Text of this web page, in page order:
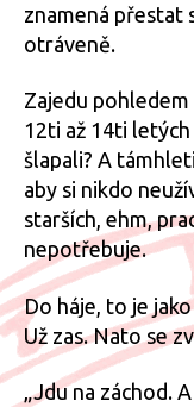
znamená přestat
otráveně.
Zajedu
12ti až 14ti
šlapali? A
aby si nikdo
starších, ehm,
nepotřebuje.
Do háje, to je
Už zas. Nato se
„Jdu na záchod.